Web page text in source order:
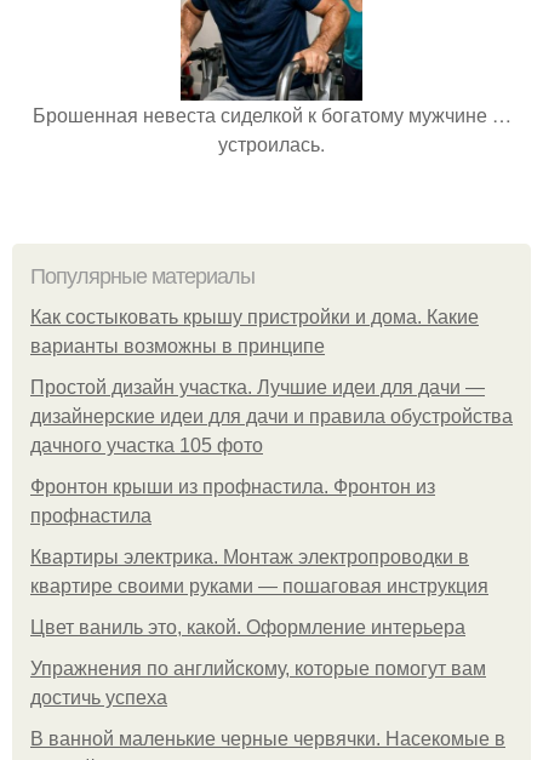
Брошенная невеста сиделкой к богатому мужчине …
устроилась.
Популярные материалы
Как состыковать крышу пристройки и дома. Какие
варианты возможны в принципе
Простой дизайн участка. Лучшие идеи для дачи —
дизайнерские идеи для дачи и правила обустройства
дачного участка 105 фото
Фронтон крыши из профнастила. Фронтон из
профнастила
Квартиры электрика. Монтаж электропроводки в
квартире своими руками — пошаговая инструкция
Цвет ваниль это, какой. Оформление интерьера
Упражнения по английскому, которые помогут вам
достичь успеха
В ванной маленькие черные червячки. Насекомые в